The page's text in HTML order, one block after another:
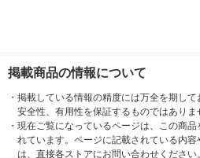
掲載商品の情報について
・ 掲載している情報の精度には万全を期して
安全性、有用性を保証するものではありま
・ 現在ご覧になっているページは、この商
れています。ページに記載されている内
は、直接各ストアにお問い合わせください。